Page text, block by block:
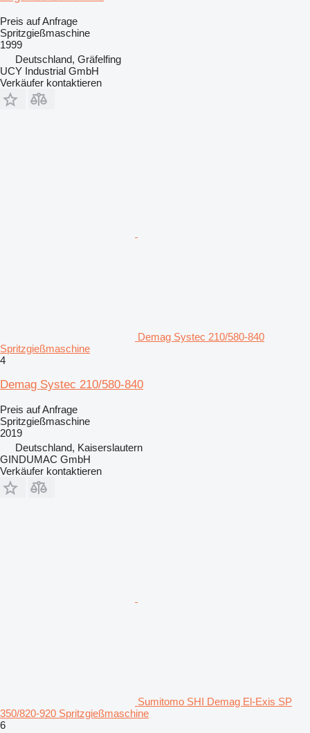
Preis auf Anfrage
Spritzgießmaschine
1999
Deutschland, Gräfelfing
UCY Industrial GmbH
Verkäufer kontaktieren
Demag Systec 210/580-840
Spritzgießmaschine
4
Demag Systec 210/580-840
Preis auf Anfrage
Spritzgießmaschine
2019
Deutschland, Kaiserslautern
GINDUMAC GmbH
Verkäufer kontaktieren
Sumitomo SHI Demag El-Exis SP
350/820-920 Spritzgießmaschine
6